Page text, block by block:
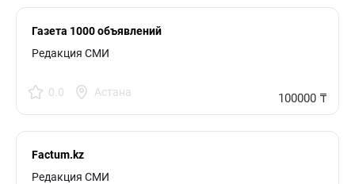
Газета 1000 объявлений
Редакция СМИ
0.0 Астана 100000 ₸
Factum.kz
Редакция СМИ